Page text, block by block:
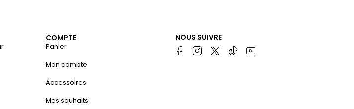
COMPTE
Panier
Mon compte
Accessoires
Mes souhaits
NOUS SUIVRE